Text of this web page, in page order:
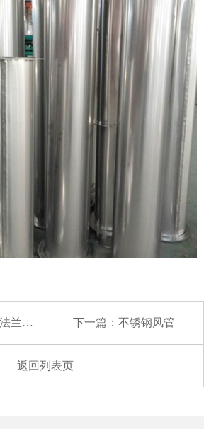
风管 下一篇： 不锈钢风管
返回列表页